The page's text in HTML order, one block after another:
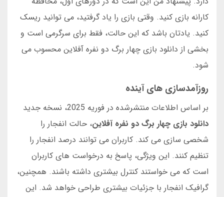
کارانه بازی کنید. وقتی بازی را یاد گرفتید، می توانید ریسک
کنید. یادتان باشد که این حالت، فقط برای سرگرمی است و
بخشی از دانلود بازی چهار برگ دو نفره آفلاین محسوب می
شود.
روزآمدسازی های آینده
بر اساس اطلاعات منتشرشده در فوریه 2025، نسخه جدید
دانلود بازی چهار برگ دو نفره آفلاین، حالت انفجار را
شخصی سازی می کند. کاربران می توانند درصد انفجار را
تنظیم کنند. این ویژگی، پاسخ به درخواست های کاربران
است که می خواستند کنترل بیشتری داشته باشند. همچنین،
گرافیک انفجار با جزئیات بیشتری طراحی خواهد شد. این